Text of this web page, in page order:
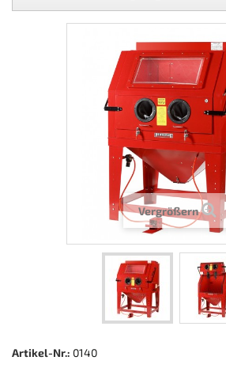
Vergrößern
Artikel-Nr.: 0140